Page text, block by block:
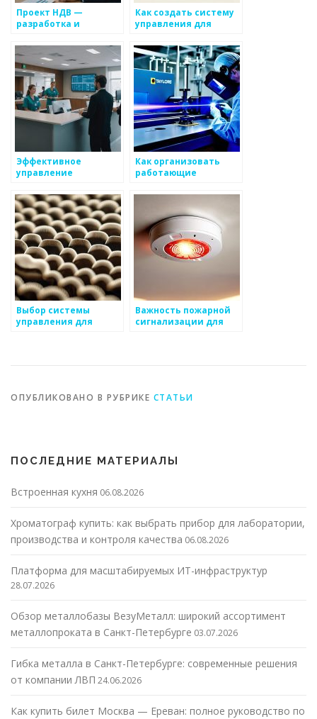
Проект НДВ —
разработка и
Как создать систему
управления для
контактов на
металлоизделии
Эффективное
управление
учреждениями с
системой MEDODS
Как организовать
работающие
процессы по
предлагаемых
металлоизделий
Выбор системы
управления для
Важность пожарной
сигнализации для
ОПУБЛИКОВАНО В РУБРИКЕ СТАТЬИ
ПОСЛЕДНИЕ МАТЕРИАЛЫ
Встроенная кухня 06.08.2026
Хроматограф купить: как выбрать прибор для лаборатории,
производства и контроля качества 06.08.2026
Платформа для масштабируемых ИТ-инфраструктур
28.07.2026
Обзор металлобазы ВезуМеталл: широкий ассортимент
металлопроката в Санкт-Петербурге 03.07.2026
Гибка металла в Санкт-Петербурге: современные решения
от компании ЛВП 24.06.2026
Как купить билет Москва — Ереван: полное руководство по